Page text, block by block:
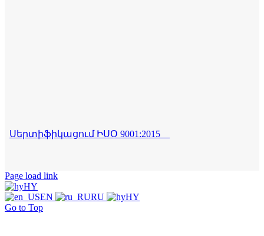
Սերտիֆիկացում ԻՍՕ 9001:2015
Page load link
HY
EN
RU
HY
Go to Top